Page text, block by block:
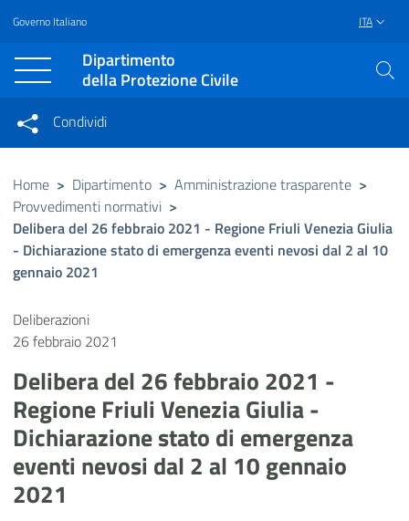
Vai al contenuto principale
Raggiungi il piè di pagina
Governo Italiano ITA
Dipartimento
della Protezione Civile
Condividi su Facebook
Condividi su Twitter
Condividi su LinkedIn
Condividi
Condividi sui social network
Home > Dipartimento > Amministrazione trasparente >
Provvedimenti normativi >
Delibera del 26 febbraio 2021 - Regione Friuli Venezia Giulia
- Dichiarazione stato di emergenza eventi nevosi dal 2 al 10
gennaio 2021
Deliberazioni
26 febbraio 2021
Delibera del 26 febbraio 2021 -
Regione Friuli Venezia Giulia -
Dichiarazione stato di emergenza
eventi nevosi dal 2 al 10 gennaio
2021